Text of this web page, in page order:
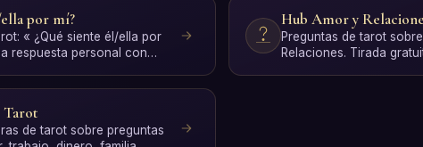
por mí?
« ¿Qué siente él/ella por
respuesta personal con
Hub Amor y
Preguntas de tarot
Relaciones. Tirada
Tarot
de tarot sobre preguntas